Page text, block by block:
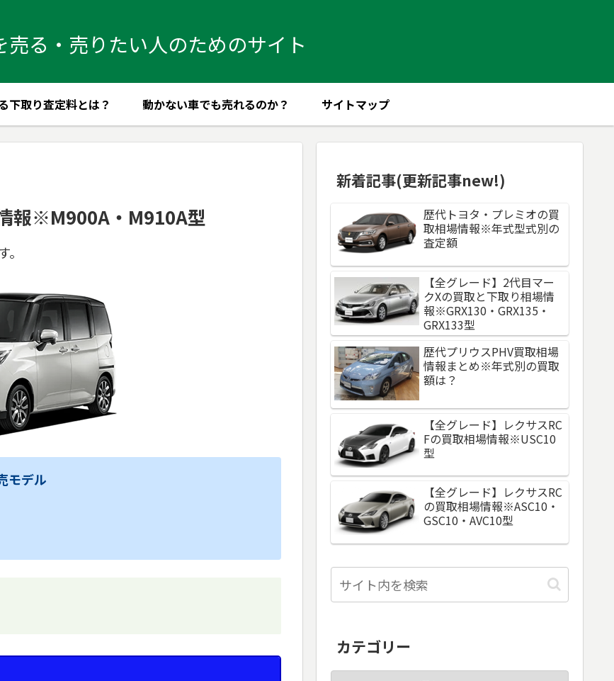
売る・売りたい人のためのサイト
下取り査定料とは？ 動かない車でも売れるのか？ サイトマップ
報※M900A・M910A型
モデル
新着記事(更新記事new!)
歴代トヨタ・プレミオの買
取相場情報※年式型式別の
査定額
【全グレード】2代目マー
クXの買取と下取り相場情
報※GRX130・GRX135・
GRX133型
歴代プリウスPHV買取相場
情報まとめ※年式別の買取
額は？
【全グレード】レクサスRC
Fの買取相場情報※USC10
型
【全グレード】レクサスRC
の買取相場情報※ASC10・
GSC10・AVC10型
カテゴリー